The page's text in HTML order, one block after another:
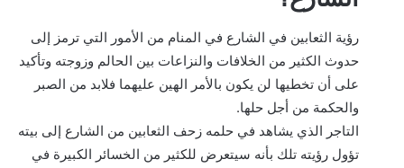
رؤية الثعابين في الشارع في المنام من الأمور التي ترمز إلى
حدوث الكثير من الخلافات والنزاعات بين الحالم وزوجته وتأكيد
على أن تخطيها لن يكون بالأمر الهين عليهما فلابد من الصبر
والحكمة من أجل حلها.
التاجر الذي يشاهد في حلمه زحف الثعابين من الشارع إلى بيته
تؤول رؤيته تلك بأنه سيتعرض للكثير من الخسائر الكبيرة في